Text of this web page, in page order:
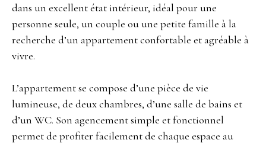
dans un excellent état intérieur, idéal pour une
personne seule, un couple ou une petite famille à la
recherche d’un appartement confortable et agréable à
vivre.
L’appartement se compose d’une pièce de vie
lumineuse, de deux chambres, d’une salle de bains et
d’un WC. Son agencement simple et fonctionnel
permet de profiter facilement de chaque espace au